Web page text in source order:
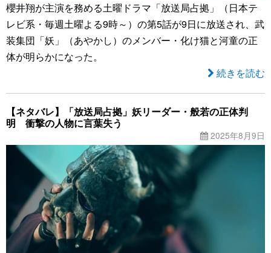
櫻井翔が主演を務める土曜ドラマ「放送局占拠」（日本テ
レビ系・毎週土曜よる9時～）の第5話が9日に放送され、武
装集団「妖」（あやかし）のメンバー・化け猫と河童の正
体が明らかになった。
続きを読む
【ネタバレ】「放送局占拠」妖リーダー・般若の正体判
明 衝撃の人物に言葉失う
2025年8月9日